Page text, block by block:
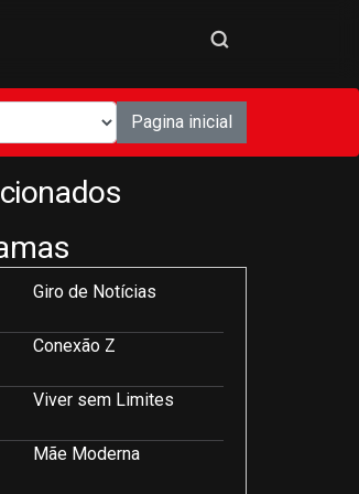
Pagina inicial
Giro de Notícias
Conexão Z
Viver sem Limites
Mãe Moderna